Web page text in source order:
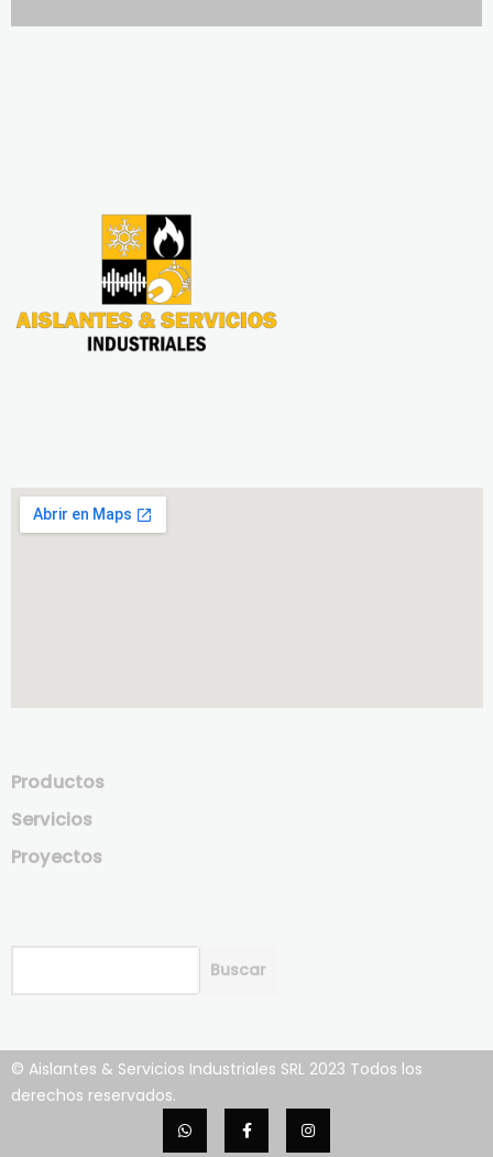
Productos
Servicios
Proyectos
Buscar
© Aislantes & Servicios Industriales SRL 2023 Todos los
derechos reservados.